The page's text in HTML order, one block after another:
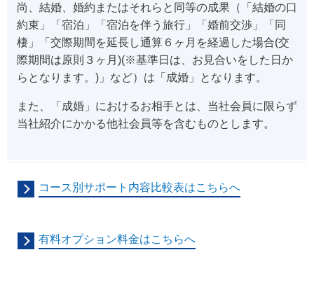
尚、結婚、婚約またはそれらと同等の成果（「結婚の口
約束」「宿泊」「宿泊を伴う旅行」「婚前交渉」「同
棲」「交際期間を延長し通算６ヶ月を経過した場合(交
際期間は原則３ヶ月)(※基準日は、お見合いをした日か
らとなります。)」など）は「成婚」となります。
また、「成婚」におけるお相手とは、当社会員に限らず
当社紹介にかかる他社会員等を含むものとします。
コース別サポート内容比較表はこちらへ
有料オプション料金はこちらへ